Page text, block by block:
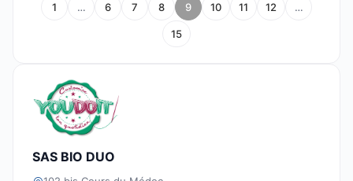
1 … 6 7 8 9 10 11 12 …
15
SAS BIO DUO